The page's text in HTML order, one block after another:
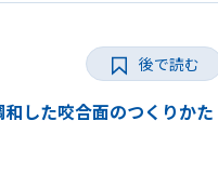
した咬合面のつくりかた
後で読む